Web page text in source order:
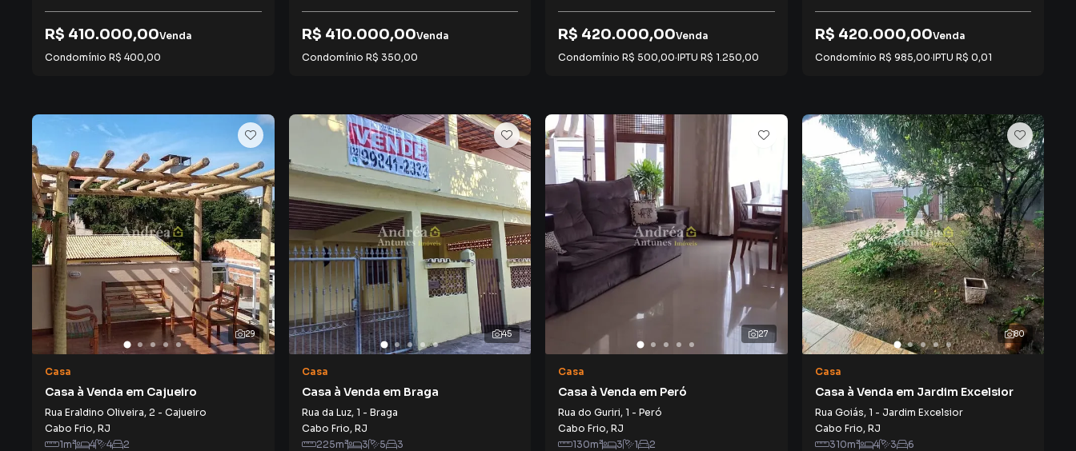
R$ 410.000,00Venda
Condomínio R$ 400,00
R$ 410.000,00Venda
Condomínio R$ 350,00
R$ 420.000,00Venda
Condomínio R$ 500,00·IPTU R$ 1.250,00
R$ 420.000,00Venda
Condomínio R$ 985,00·IPTU R$ 0,01
29
Casa
Casa à Venda em Cajueiro
Rua Eraldino Oliveira, 2 - Cajueiro
Cabo Frio, RJ
1m² 4 4 2
45
Casa
Casa à Venda em Braga
Rua da Luz, 1 - Braga
Cabo Frio, RJ
225m² 3 5 3
27
Casa
Casa à Venda em Peró
Rua do Guriri, 1 - Peró
Cabo Frio, RJ
130m² 3 1 2
80
Casa
Casa à Venda em Jardim Excelsior
Rua Goiás, 1 - Jardim Excelsior
Cabo Frio, RJ
310m² 4 3 6